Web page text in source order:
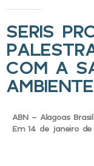
SERIS
COM A
ABN - Alagoas
Em 14 de janeiro